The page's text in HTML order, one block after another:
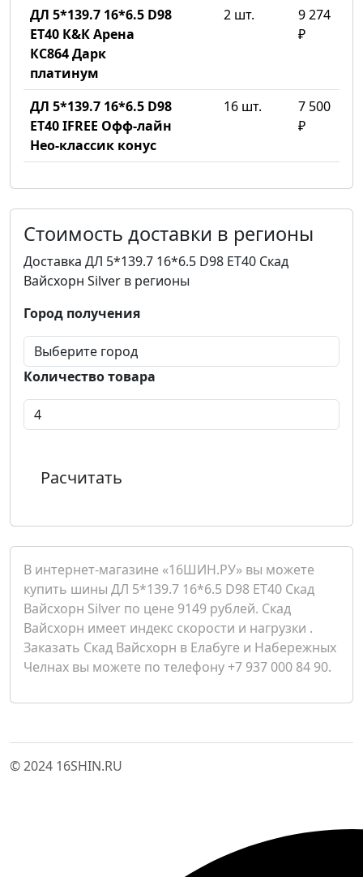
ДЛ 5*139.7 16*6.5 D98
ET40 К&К Арена
КС864 Дарк
платинум
2 шт.
9 274
₽
ДЛ 5*139.7 16*6.5 D98
ET40 IFREE Офф-лайн
Нео-классик конус
16 шт.
7 500
₽
Стоимость доставки в регионы
Доставка ДЛ 5*139.7 16*6.5 D98 ET40 Скад
Вайсхорн Silver в регионы
Город получения
Количество товара
Расчитать
В интернет-магазине «16ШИН.РУ» вы можете
купить шины ДЛ 5*139.7 16*6.5 D98 ET40 Скад
Вайсхорн Silver по цене 9149 рублей. Скад
Вайсхорн имеет индекс скорости и нагрузки .
Заказать Скад Вайсхорн в Елабуге и Набережных
Челнах вы можете по телефону +7 937 000 84 90.
© 2024 16SHIN.RU